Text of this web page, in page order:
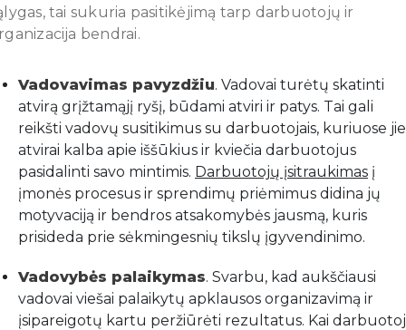
tai sukuria pasitikėjimą tarp darbuotojų ir
bendrai.
Vadovavimas pavyzdžiu. Vadovai turėtų skatinti
atvirą grįžtamąjį ryšį, būdami atviri ir patys. Tai gali
reikšti vadovų susitikimus su darbuotojais, kuriuose jie
atvirai kalba apie iššūkius ir kviečia darbuotojus
pasidalinti savo mintimis. Darbuotojų įsitraukimas į
įmonės procesus ir sprendimų priėmimus didina jų
motyvaciją ir bendros atsakomybės jausmą, kuris
prisideda prie sėkmingesnių tikslų įgyvendinimo.
Vadovybės palaikymas. Svarbu, kad aukščiausi
vadovai viešai palaikytų apklausos organizavimą ir
įsipareigotų kartu peržiūrėti rezultatus. Kai